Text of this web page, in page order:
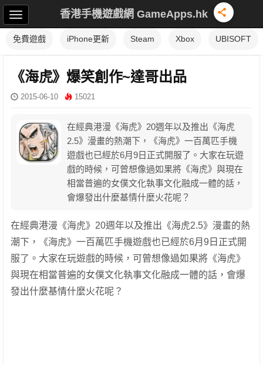
香港手機遊戲網 GameApps.hk
免費遊戲 iPhone更新 Steam Xbox UBISOFT
《海虎》爆笑創作~達哥出品
2015-06-10 15021
在經典港漫《海虎》20週年以及推出《海虎
2.5》漫畫的熱潮下，《海虎》一百萬匹手機
遊戲也已經於6月9日正式開服了。大家在玩遊
戲的時候，可曾想像過如果將《海虎》與現在
相當普遍的女僕文化執事文化融成一體的話，
會爆發出什麼基情什麼火花呢？
在經典港漫《海虎》20週年以及推出《海虎2.5》漫畫的熱
潮下，《海虎》一百萬匹手機遊戲也已經於6月9日正式開
服了。大家在玩遊戲的時候，可曾想像過如果將《海虎》
與現在相當普遍的女僕文化執事文化融成一體的話，會爆
發出什麼基情什麼火花呢？